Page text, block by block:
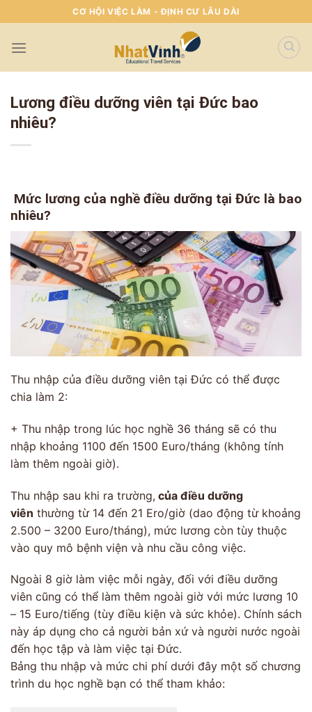
To
Content
CƠ HỘI VIỆC LÀM - ĐỊNH CƯ LÂU DÀI
Lương điều dưỡng viên tại Đức bao
nhiêu?
Mức lương của nghề điều dưỡng tại Đức là bao
nhiêu?
Thu nhập của điều dưỡng viên tại Đức có thể được
chia làm 2:
+ Thu nhập trong lúc học nghề 36 tháng sẽ có thu
nhập khoảng 1100 đến 1500 Euro/tháng (không tính
làm thêm ngoài giờ).
Thu nhập sau khi ra trường, của điều dưỡng
viên thường từ 14 đến 21 Ero/giờ (dao động từ khoảng
2.500 – 3200 Euro/tháng), mức lương còn tùy thuộc
vào quy mô bệnh viện và nhu cầu công việc.
Ngoài 8 giờ làm việc mỗi ngày, đối với điều dưỡng
viên cũng có thể làm thêm ngoài giờ với mức lương 10
– 15 Euro/tiếng (tùy điều kiện và sức khỏe). Chính sách
này áp dụng cho cả người bản xứ và người nước ngoài
đến học tập và làm việc tại Đức.
Bảng thu nhập và mức chi phí dưới đây một số chương
trình du học nghề bạn có thể tham khảo: